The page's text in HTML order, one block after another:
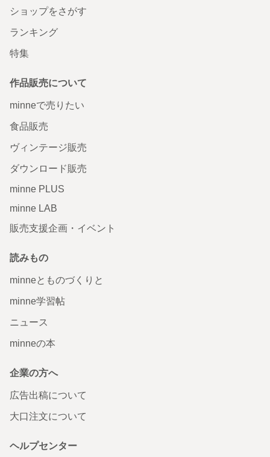
ショップをさがす
ランキング
特集
作品販売について
minneで売りたい
食品販売
ヴィンテージ販売
ダウンロード販売
minne PLUS
minne LAB
販売支援企画・イベント
読みもの
minneとものづくりと
minne学習帖
ニュース
minneの本
企業の方へ
広告出稿について
大口注文について
ヘルプセンター